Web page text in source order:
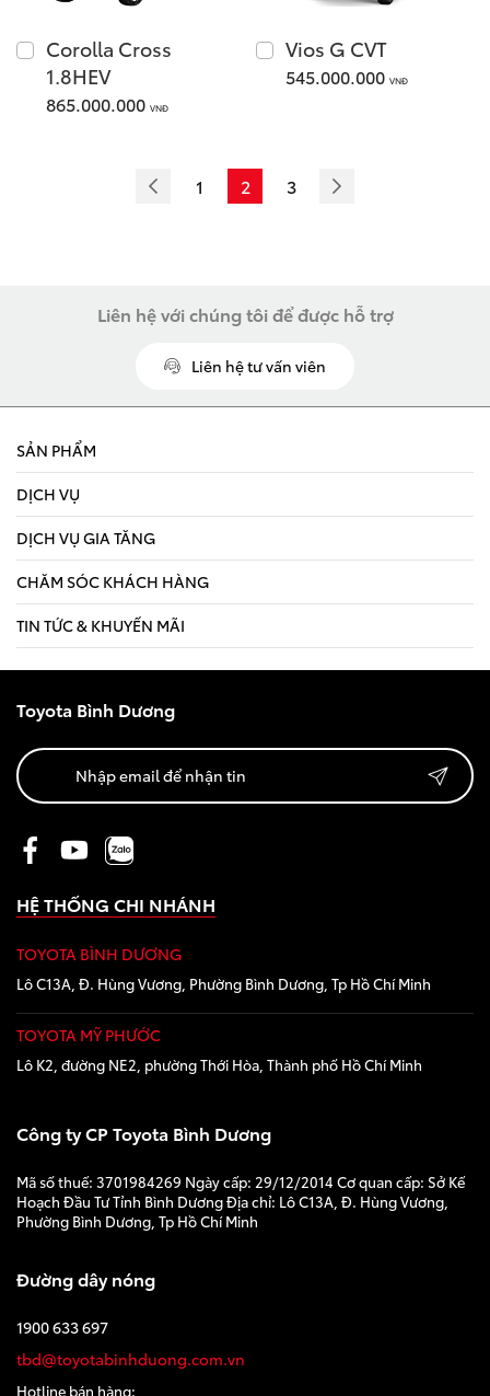
Corolla Cross
1.8HEV
865.000.000 VNĐ
Vios G CVT
545.000.000 VNĐ
1 2 3
Liên hệ với chúng tôi để được hỗ trợ
Liên hệ tư vấn viên
SẢN PHẨM
DỊCH VỤ
DỊCH VỤ GIA TĂNG
CHĂM SÓC KHÁCH HÀNG
TIN TỨC & KHUYẾN MÃI
Toyota Bình Dương
HỆ THỐNG CHI NHÁNH
TOYOTA BÌNH DƯƠNG
Lô C13A, Đ. Hùng Vương, Phường Bình Dương, Tp Hồ Chí Minh
TOYOTA MỸ PHƯỚC
Lô K2, đường NE2, phường Thới Hòa, Thành phố Hồ Chí Minh
Công ty CP Toyota Bình Dương
Mã số thuế: 3701984269 Ngày cấp: 29/12/2014 Cơ quan cấp: Sở Kế
Hoạch Đầu Tư Tỉnh Bình Dương Địa chỉ: Lô C13A, Đ. Hùng Vương,
Phường Bình Dương, Tp Hồ Chí Minh
Đường dây nóng
1900 633 697
tbd@toyotabinhduong.com.vn
Hotline bán hàng: